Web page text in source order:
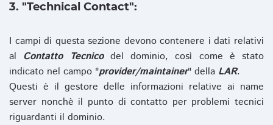
3. "Technical Contact":
I campi di questa sezione devono contenere i dati relativi
al Contatto Tecnicodel dominio, così come è stato
indicato nel campo "provider/maintainer" della LAR.
Questi è il gestore delle informazioni relative ai name
server nonchè il punto di contatto per problemi tecnici
riguardanti il dominio.